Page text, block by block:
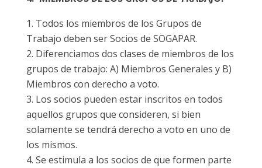
Todos los miembros de los Grupos de
Trabajo deben ser Socios de SOGAPAR.
Diferenciamos dos clases de miembros de los
grupos de trabajo: A) Miembros Generales y B)
Miembros con derecho a voto.
Los socios pueden estar inscritos en todos
aquellos grupos que consideren, si bien
solamente se tendrá derecho a voto en uno de
los mismos.
Se estimula a los socios de que formen parte